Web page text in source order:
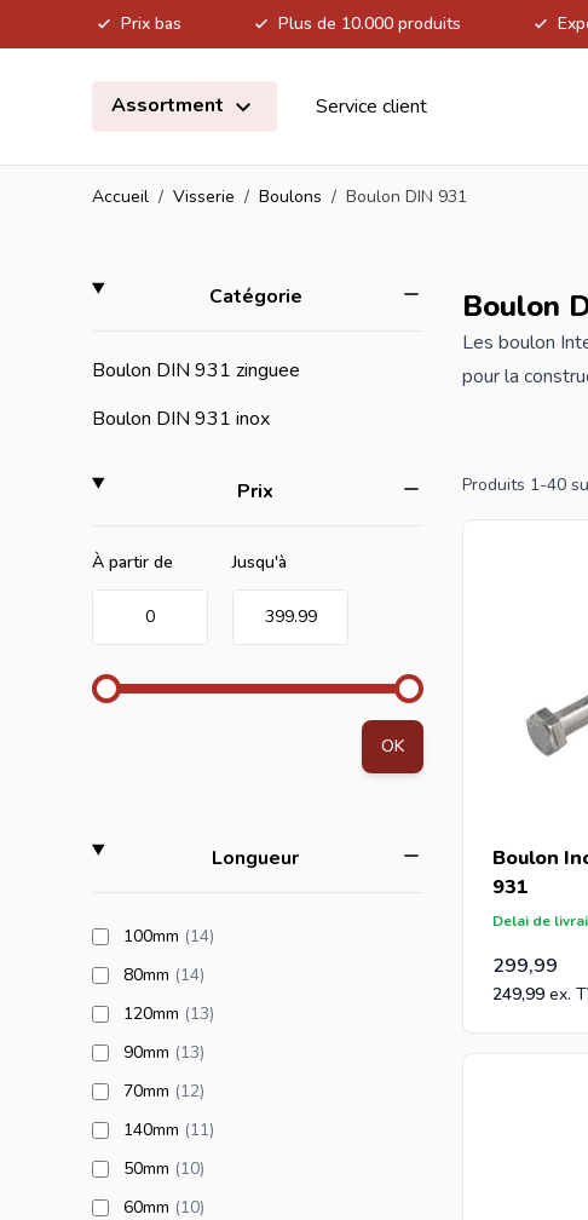
Prix bas Plus de 10.000 produits
Assortment
Service client
Accueil / Visserie / Boulons / Boulon DIN 931
Skip to product list
Catégoriefilter
Boulon DIN 931 zinguee
Boulon DIN 931 inox
Prix
À partir de
Minimum value
0
Jusqu'à
Valeur maximale
399.99
OK
Longueurfilter
100mm (14products available
)
80mm (14products available
)
120mm (13products available
)
90mm (13products available
)
70mm (12products available
)
140mm (11products available
)
50mm (10products available
)
60mm (10products available
)
Boulon
Les boulon
pour la
inoxydable,
Produits 1-40
Boulon
931
Delai de
299,99
249,99